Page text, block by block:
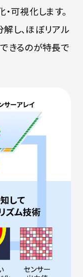
可視化します。
し、ほぼリアル
きるのが特長で